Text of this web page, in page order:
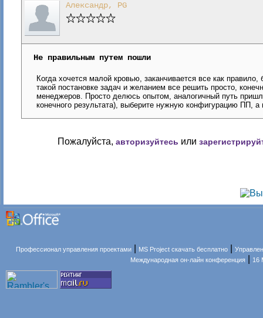
Александр, PG
Не правильным путем пошли
Когда хочется малой кровью, заканчивается все как
такой постановке задач и желанием все решить просто,
менеджеров. Просто делюсь опытом, аналогичный путь
конечного результата), выберите нужную конфигурацию ПП,
Пожалуйста, авторизуйтесь или
Профессионал управления проектами MS Project скачать бесплатно |
Международная он-лайн конференция
16